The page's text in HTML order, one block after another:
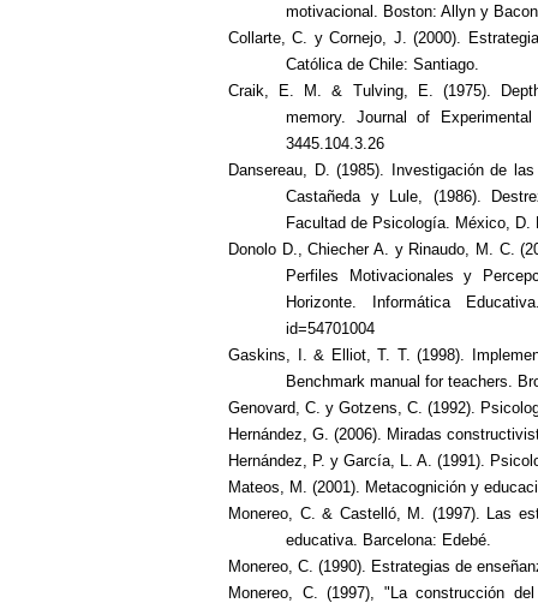
motivacional. Boston: Allyn y
Collarte, C. y Cornejo, J. (2000).
Católica de Chile: Santiago.
Craik, E. M. & Tulving, E. (1975).
memory. Journal of Experimental
3445.104.3.26
Dansereau, D. (1985). Investigación de
Castañeda y Lule, (1986).
Facultad de Psicología. México, D.
Donolo D., Chiecher A. y Rinaudo, M. C.
Perfiles Motivacionales y
Horizonte.
Informática
id=54701004
Gaskins, I. & Elliot, T. T. (1998).
Benchmark manual for teachers.
Genovard, C. y Gotzens, C. (1992).
Hernández, G. (2006). Miradas
Hernández, P. y García, L. A. (1991).
Mateos, M. (2001). Metacognición y
Monereo, C. & Castelló, M. (1997). Las
educativa. Barcelona: Edebé.
Monereo, C. (1990). Estrategias de
Monereo, C. (1997), "La construcción